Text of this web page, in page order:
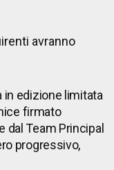
avranno
edizione limitata
firmato
dal Team Principal
progressivo,